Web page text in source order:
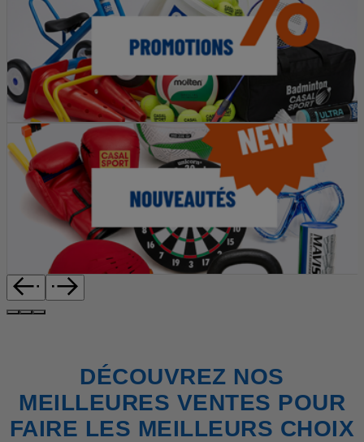
DÉCOUVREZ NOS
MEILLEURES VENTES POUR
FAIRE LES MEILLEURS CHOIX